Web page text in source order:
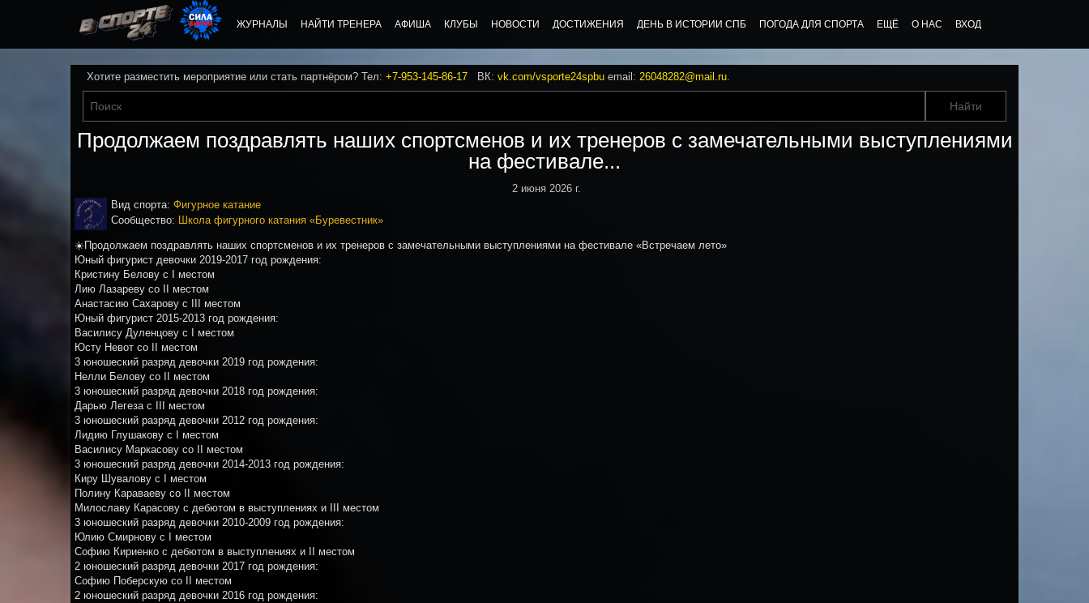
ЖУРНАЛЫ НАЙТИ ТРЕНЕРА АФИША КЛУБЫ НОВОСТИ ДОСТИЖЕНИЯ ДЕНЬ В ИСТОРИИ СПБ ПОГОДА ДЛЯ СПОРТА ЕЩЁ О НАС ВХОД
Хотите разместить мероприятие или стать партнёром? Тел: +7-953-145-86-17 ВК: vk.com/vsporte24spbu email: 26048282@mail.ru.
Продолжаем поздравлять наших спортсменов и их тренеров с замечательными выступлениями
на фестивале...
2 июня 2026 г.
Вид спорта: Фигурное катание
Сообщество: Школа фигурного катания «Буревестник»
☀️Продолжаем поздравлять наших спортсменов и их тренеров с замечательными выступлениями на фестивале «Встречаем лето»
Юный фигурист девочки 2019-2017 год рождения:
Кристину Белову с I местом
Лию Лазареву со II местом
Анастасию Сахарову с III местом
Юный фигурист 2015-2013 год рождения:
Василису Дуленцову с I местом
Юсту Невот со II местом
3 юношеский разряд девочки 2019 год рождения:
Нелли Белову со II местом
3 юношеский разряд девочки 2018 год рождения:
Дарью Легеза с III местом
3 юношеский разряд девочки 2012 год рождения:
Лидию Глушакову с I местом
Василису Маркасову со II местом
3 юношеский разряд девочки 2014-2013 год рождения:
Киру Шувалову с I местом
Полину Караваеву со II местом
Милославу Карасову с дебютом в выступлениях и III местом
3 юношеский разряд девочки 2010-2009 год рождения:
Юлию Смирнову с I местом
Софию Кириенко с дебютом в выступлениях и II местом
2 юношеский разряд девочки 2017 год рождения:
Софию Поберскую со II местом
2 юношеский разряд девочки 2016 год рождения: